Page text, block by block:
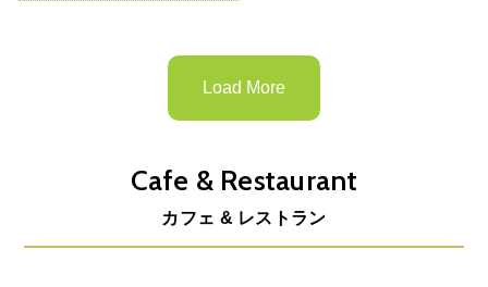
Load More
Cafe & Restaurant
カフェ & レストラン